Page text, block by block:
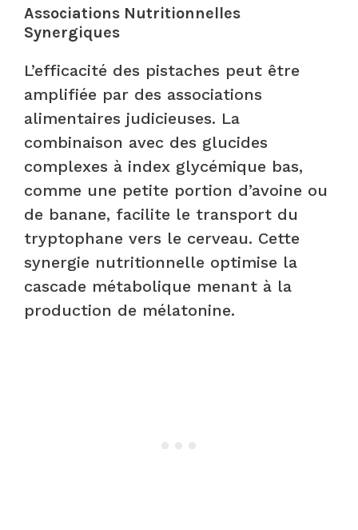
Associations Nutritionnelles
Synergiques
L’efficacité des pistaches peut être
amplifiée par des associations
alimentaires judicieuses. La
combinaison avec des glucides
complexes à index glycémique bas,
comme une petite portion d’avoine ou
de banane, facilite le transport du
tryptophane vers le cerveau. Cette
synergie nutritionnelle optimise la
cascade métabolique menant à la
production de mélatonine.